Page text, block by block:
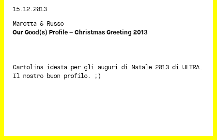
15.12.2013
Marotta & Russo
Our Good(s) Profile – Christmas Greeting 2013
Cartolina ideata per gli auguri di Natale 2013 di ULTRA.
Il nostro buon profilo. ;)